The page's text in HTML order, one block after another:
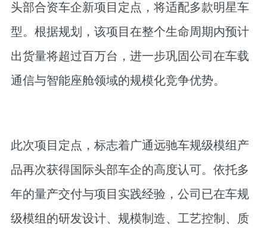
头部合资车企新项目定点，将适配多款明星车
型。根据规划，该项目在整个生命周期内预计
出货量将超过百万台，进一步巩固公司在车载
通信与智能座舱领域的规模化竞争优势。
此次项目定点，标志着广通远驰车规级模组产
品再次获得国际头部车企的高度认可。依托多
年的量产交付与项目实践经验，公司已在车规
级模组的研发设计、规模制造、工艺控制、质